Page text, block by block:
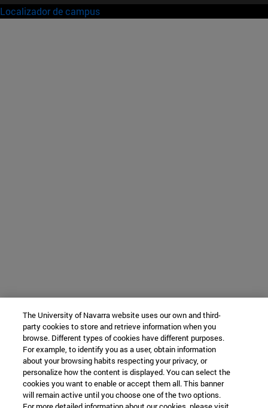
Localizador de campus
The University of Navarra website uses our own and third-
party cookies to store and retrieve information when you
browse. Different types of cookies have different purposes.
For example, to identify you as a user, obtain information
about your browsing habits respecting your privacy, or
personalize how the content is displayed. You can select the
cookies you want to enable or accept them all. This banner
will remain active until you choose one of the two options.